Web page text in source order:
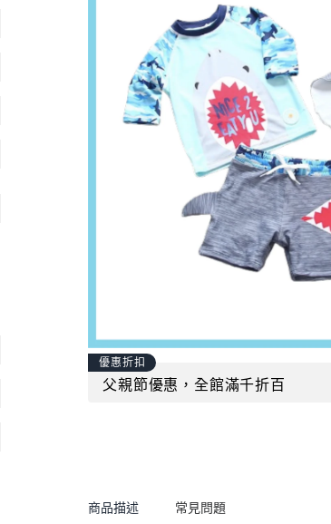
優惠折扣
父親節優惠，全館滿千折百
商品描述 常見問題